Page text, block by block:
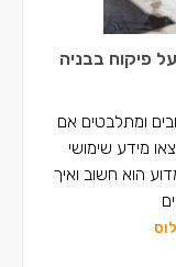
פיקוח בבניה
ומתלבטים אם
מידע שימושי
הוא חשוב ואיך